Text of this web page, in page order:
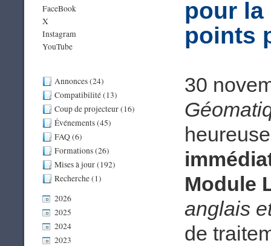
FaceBook
X
Instagram
YouTube
Annonces (24)
Compatibilité (13)
Coup de projecteur (16)
Événements (45)
FAQ (6)
Formations (26)
Mises à jour (192)
Recherche (1)
2026
2025
2024
2023
pour la
points
30
Module
anglais
de